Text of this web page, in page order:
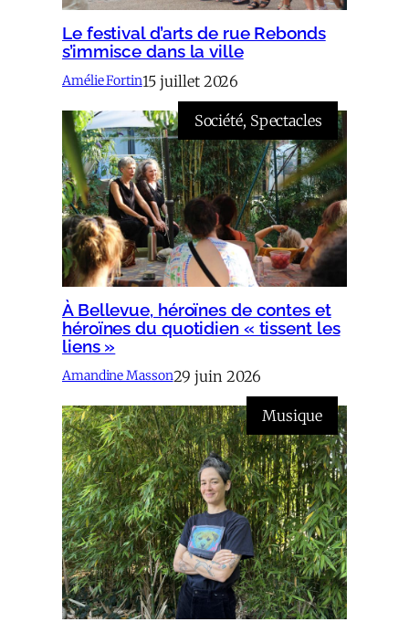
Le festival d’arts de rue Rebonds
s’immisce dans la ville
Amélie Fortin15 juillet 2026
Société, Spectacles
À Bellevue, héroïnes de contes et
héroïnes du quotidien « tissent les
liens »
Amandine Masson29 juin 2026
Musique